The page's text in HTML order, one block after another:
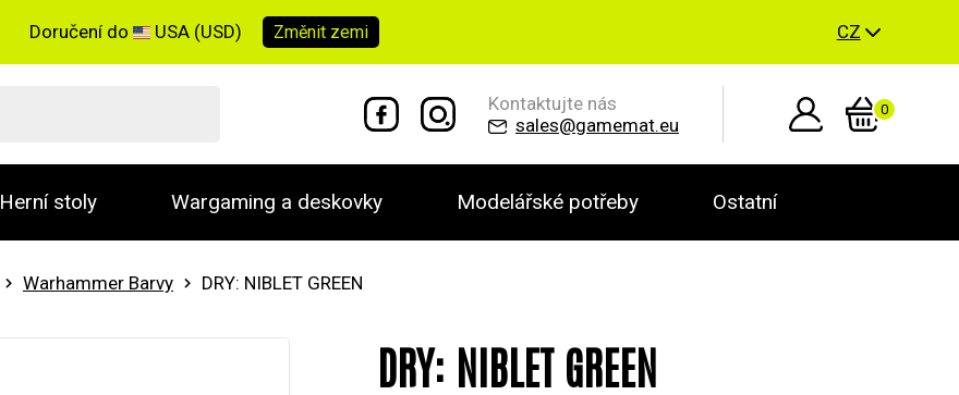
Doručení do USA (USD) Změnit zemi CZ
Kontaktujte nás
sales@gamemat.eu
0
Herní stoly Wargaming a deskovky Modelářské potřeby Ostatní
Warhammer Barvy DRY: NIBLET GREEN
DRY: NIBLET GREEN